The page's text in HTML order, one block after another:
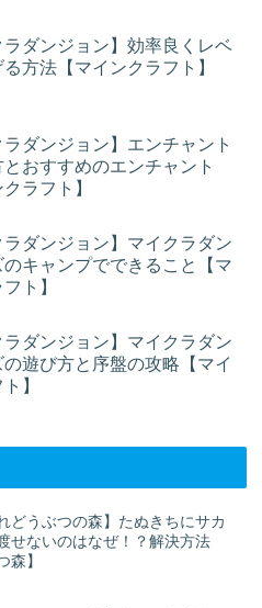
ラダンジョン】効率良くレベ
方法【マインクラフト】
ラダンジョン】エンチャント
おすすめのエンチャント
クラフト】
ラダンジョン】マイクラダン
のキャンプでできること【マ
ト】
ラダンジョン】マイクラダン
の遊び方と序盤の攻略【マイ
】
どうぶつの森】たぬきちにサカ
せないのはなぜ！？解決方法
森】